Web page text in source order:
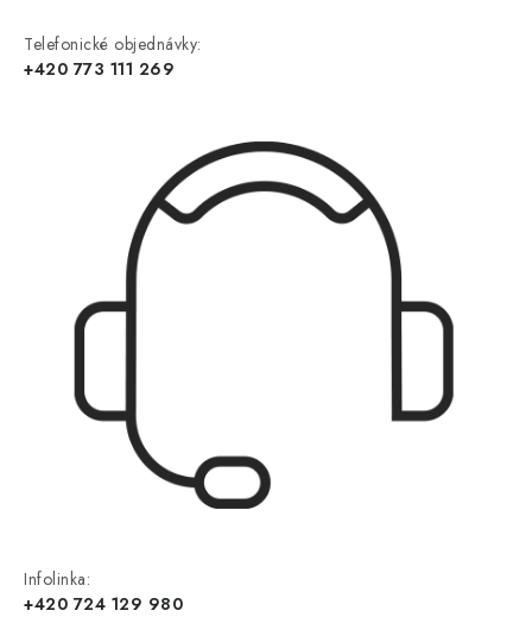
Telefonické objednávky:
+420 773 111 269
Infolinka:
+420 724 129 980